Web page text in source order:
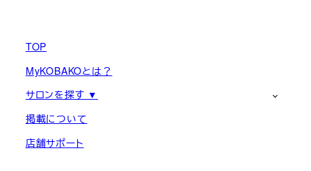
TOP
MyKOBAKOとは？
サロンを探す ▼
掲載について
店舗サポート